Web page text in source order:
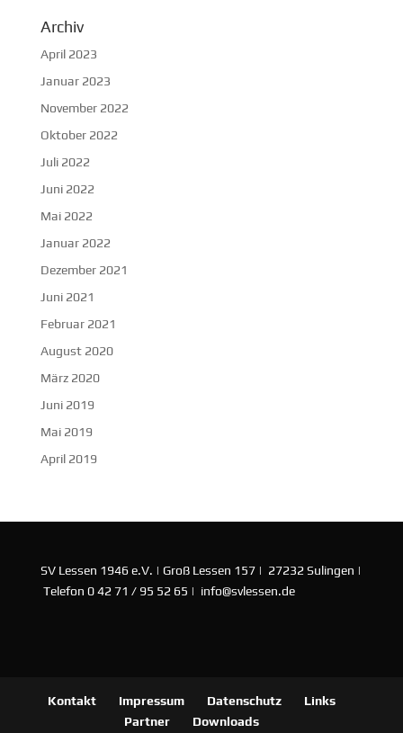
Archiv
April 2023
Januar 2023
November 2022
Oktober 2022
Juli 2022
Juni 2022
Mai 2022
Januar 2022
Dezember 2021
Juni 2021
Februar 2021
August 2020
März 2020
Juni 2019
Mai 2019
April 2019
SV Lessen 1946 e.V. | Groß Lessen 157 | 27232 Sulingen |
Telefon 0 42 71 / 95 52 65 | info@svlessen.de
Kontakt Impressum Datenschutz
Links
Partner
Downloads